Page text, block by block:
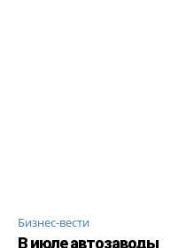
Бизнес-вести
В июле автозаводы